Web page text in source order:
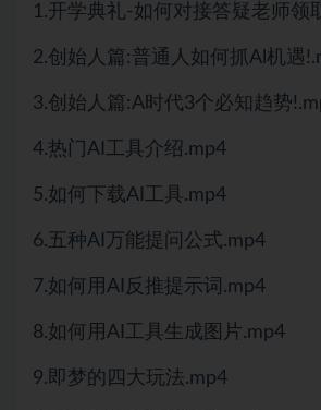
1.开学典礼-如何对接答疑老师领
2.创始人篇:普通人如何抓Al机遇
3.创始人篇:A时代3个必知趋势
4.热门AI工具介绍.mp4
5.如何下载AI工具.mp4
6.五种AI万能提问公式.mp4
7.如何用AI反推提示词.mp4
8.如何用AI工具生成图片.mp4
9.即梦的四大玩法.mp4